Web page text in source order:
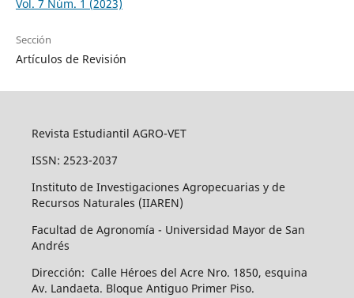
Vol. 7 Núm. 1 (2023)
Sección
Artículos de Revisión
Revista Estudiantil AGRO-VET
ISSN: 2523-2037
Instituto de Investigaciones Agropecuarias y de
Recursos Naturales (IIAREN)
Facultad de Agronomía - Universidad Mayor de San
Andrés
Dirección: Calle Héroes del Acre Nro. 1850, esquina
Av. Landaeta. Bloque Antiguo Primer Piso.